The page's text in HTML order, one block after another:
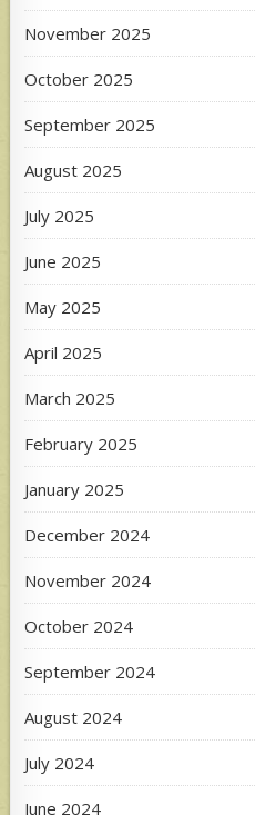
November 2025
October 2025
September 2025
August 2025
July 2025
June 2025
May 2025
April 2025
March 2025
February 2025
January 2025
December 2024
November 2024
October 2024
September 2024
August 2024
July 2024
June 2024